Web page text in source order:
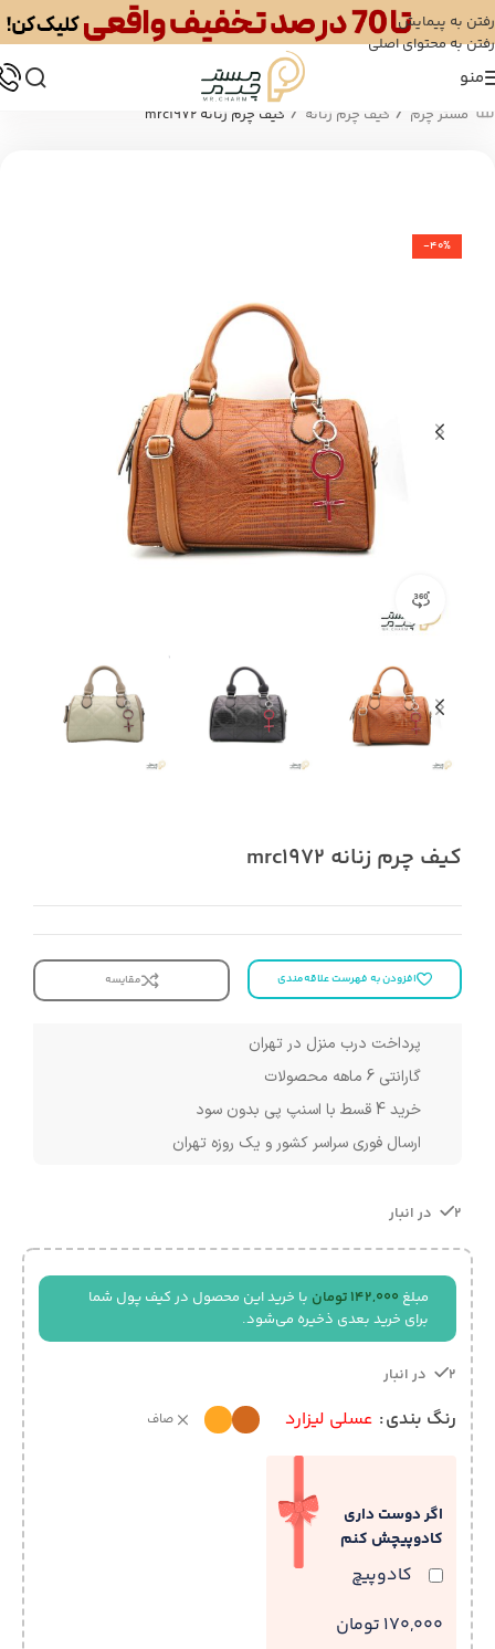
رفتن به پیمایش
رفتن به محتوای اصلی
منو
مستر چرم / کیف چرم زنانه / کیف چرم زنانه mrc1972
-40%
کیف چرم زنانه mrc1972
افزودن به فهرست علاقه‌مندی مقایسه
پرداخت درب منزل در تهران
گارانتی 6 ماهه محصولات
خرید 4 قسط با اسنپ پی بدون سود
ارسال فوری سراسر کشور و یک روزه تهران
2 در انبار
مبلغ 142,000 تومان با خرید این محصول در کیف پول شما
برای خرید بعدی ذخیره می‌شود.
2 در انبار
رنگ بندی عسلی لیزارد صاف
اگر دوست داری
کادوپیچش کنم
کادوپیچ
170,000 تومان